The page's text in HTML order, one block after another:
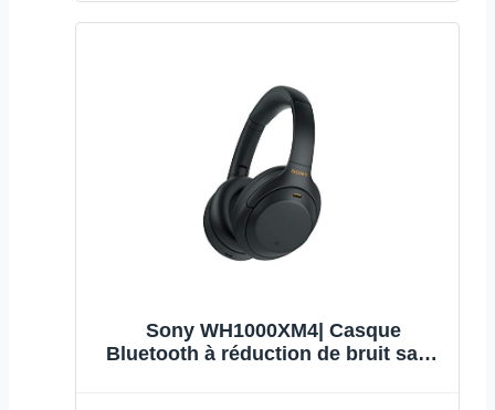
Sony WH1000XM4| Casque
Bluetooth à réduction de bruit sans